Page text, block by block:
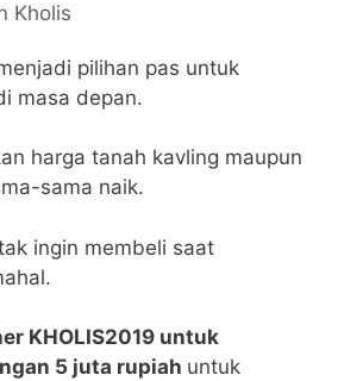
Kholis
pilihan pas untuk
masa depan.
harga tanah kavling maupun
sama naik.
ingin membeli saat
KHOLIS2019 untuk
5 juta rupiah untuk